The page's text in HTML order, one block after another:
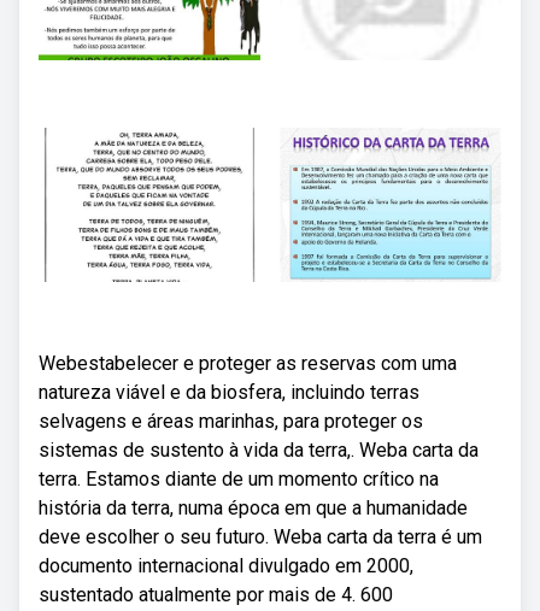
Webestabelecer e proteger as reservas com uma
natureza viável e da biosfera, incluindo terras
selvagens e áreas marinhas, para proteger os
sistemas de sustento à vida da terra,. Weba carta da
terra. Estamos diante de um momento crítico na
história da terra, numa época em que a humanidade
deve escolher o seu futuro. Weba carta da terra é um
documento internacional divulgado em 2000,
sustentado atualmente por mais de 4. 600